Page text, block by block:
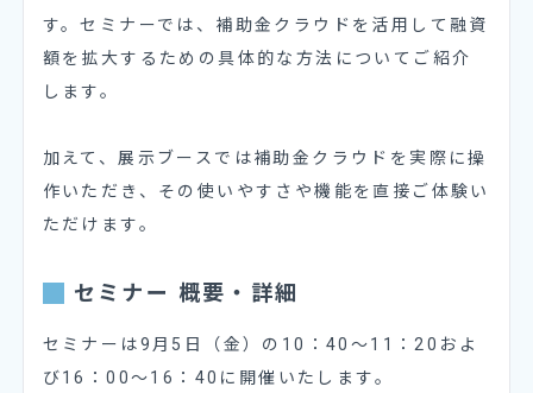
す。セミナーでは、補助金クラウドを活用して融資
額を拡大するための具体的な方法についてご紹介
します。
加えて、展示ブースでは補助金クラウドを実際に操
作いただき、その使いやすさや機能を直接ご体験い
ただけます。
セミナー 概要・詳細
セミナーは9月5日（金）の10：40〜11：20およ
び16：00〜16：40に開催いたします。